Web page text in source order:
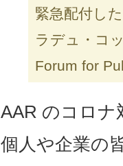
緊急配付し
ラデュ・コ
Forum for
AAR のコロナ
個人や企業の